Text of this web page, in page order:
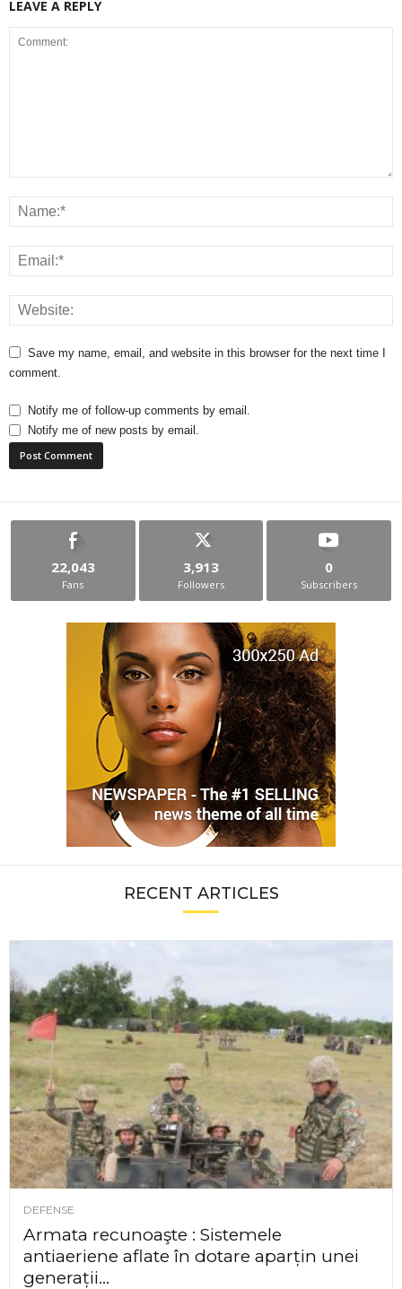
LEAVE A REPLY
Save my name, email, and website in this browser for the next time I
comment.
Notify me of follow-up comments by email.
Notify me of new posts by email.
22,043
Fans
3,913
Followers
0
Subscribers
RECENT ARTICLES
DEFENSE
Armata recunoaşte : Sistemele
antiaeriene aflate în dotare aparțin unei
generații...